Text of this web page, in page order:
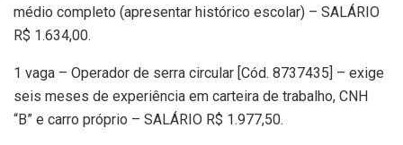
médio completo (apresentar histórico escolar) – SALÁRIO
R$ 1.634,00.
1 vaga – Operador de serra circular [Cód. 8737435] – exige
seis meses de experiência em carteira de trabalho, CNH
“B” e carro próprio – SALÁRIO R$ 1.977,50.